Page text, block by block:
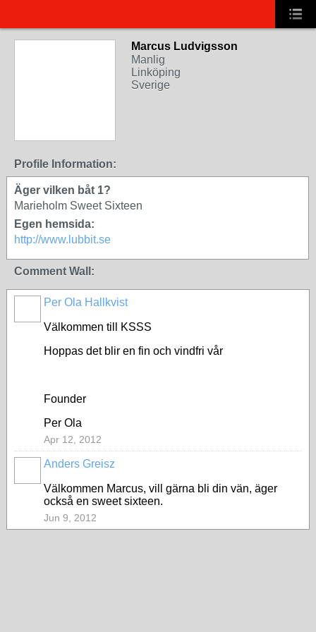
Marcus Ludvigsson
Manlig
Linköping
Sverige
Profile Information:
Äger vilken båt 1?
Marieholm Sweet Sixteen
Egen hemsida:
http://www.lubbit.se
Comment Wall:
Per Ola Hallkvist
Välkommen till KSSS
Hoppas det blir en fin och vindfri vår
Founder
Per Ola
Apr 12, 2012
Anders Greisz
Välkommen Marcus, vill gärna bli din vän, äger
också en sweet sixteen.
Jun 9, 2012